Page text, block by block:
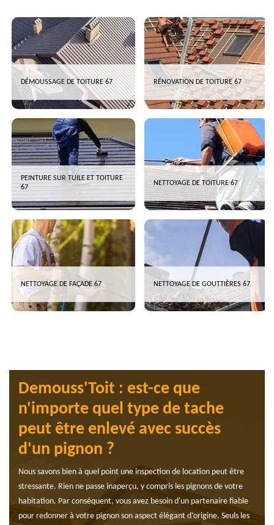
DÉMOUSSAGE DE TOITURE 67 RÉNOVATION DE TOITURE 67
PEINTURE SUR TUILE ET TOITURE
67
NETTOYAGE DE TOITURE 67
NETTOYAGE DE FAÇADE 67 NETTOYAGE DE GOUTTIÈRES 67
Demouss'Toit : est-ce que
n'importe quel type de tache
peut être enlevé avec succès
d'un pignon ?
Nous savons bien à quel point une inspection de location peut être
stressante. Rien ne passe inaperçu, y compris les pignons de votre
habitation. Par conséquent, vous avez besoin d'un partenaire fiable
pour redonner à votre pignon son aspect élégant d’origine. Seuls les